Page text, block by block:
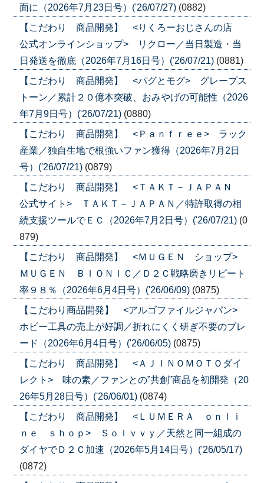
面に（2026年7月23日号）('26/07/27) (0882)
【こだわり 商品開発】 <りくろーおじさんの店
公式オンラインショップ> リクロー／当日製造・当
日発送を徹底（2026年7月16日号）('26/07/21) (0881)
【こだわり 商品開発】 <パグとモグ> グレープス
トーン／累計２０億本突破、おみやげの可能性（2026
年7月9日号）('26/07/21) (0880)
【こだわり 商品開発】 <Ｐａｎｆｒｅｅ> ラック
産業／独自生地で根強いファン獲得（2026年7月2日
号）('26/07/21) (0879)
【こだわり 商品開発】 <ＴＡＫＴ－ＪＡＰＡＮ
公式サイト> ＴＡＫＴ－ＪＡＰＡＮ／特許取得の相
続支援ツールでＥＣ（2026年7月2日号）('26/07/21) (0
879)
【こだわり 商品開発】 <ＭＵＧＥＮ ショップ>
ＭＵＧＥＮ ＢＩＯＮＩＣ／Ｄ２Ｃ戦略磨きリピート
率９８％（2026年6月4日号）('26/06/09) (0875)
【こだわり商品開発】 <アルゴファイルジャパン>
ホビー工具の売上が好調／折れにくく研ぎ不要のブレ
ード（2026年6月4日号）('26/06/05) (0875)
【こだわり 商品開発】 <ＡＪＩＮＯＭＯＴＯダイ
レクト> 味の素／ファンとの”共創”商品を初開発（20
26年5月28日号）('26/06/01) (0874)
【こだわり 商品開発】 <ＬＵＭＥＲＡ ｏｎｌｉ
ｎｅ ｓｈｏｐ> Ｓｏｌｖｖｙ／天然と同一組成の
ダイヤでＤ２Ｃ加速（2026年5月14日号）('26/05/17)
(0872)